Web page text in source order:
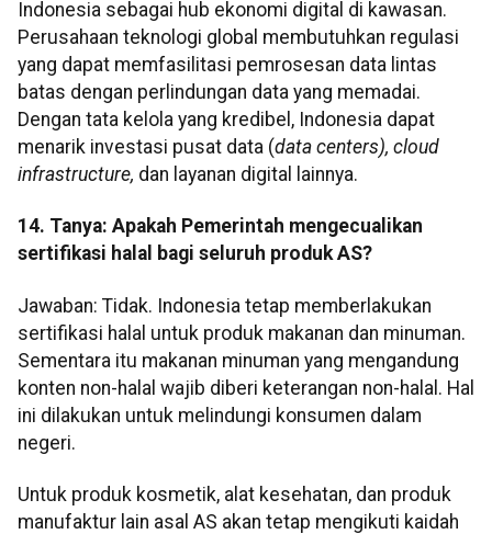
Indonesia sebagai hub ekonomi digital di kawasan.
Perusahaan teknologi global membutuhkan regulasi
yang dapat memfasilitasi pemrosesan data lintas
batas dengan perlindungan data yang memadai.
Dengan tata kelola yang kredibel, Indonesia dapat
menarik investasi pusat data (data centers), cloud
infrastructure, dan layanan digital lainnya.
14. Tanya: Apakah Pemerintah mengecualikan
sertifikasi halal bagi seluruh produk AS?
Jawaban: Tidak. Indonesia tetap memberlakukan
sertifikasi halal untuk produk makanan dan minuman.
Sementara itu makanan minuman yang mengandung
konten non-halal wajib diberi keterangan non-halal. Hal
ini dilakukan untuk melindungi konsumen dalam
negeri.
Untuk produk kosmetik, alat kesehatan, dan produk
manufaktur lain asal AS akan tetap mengikuti kaidah